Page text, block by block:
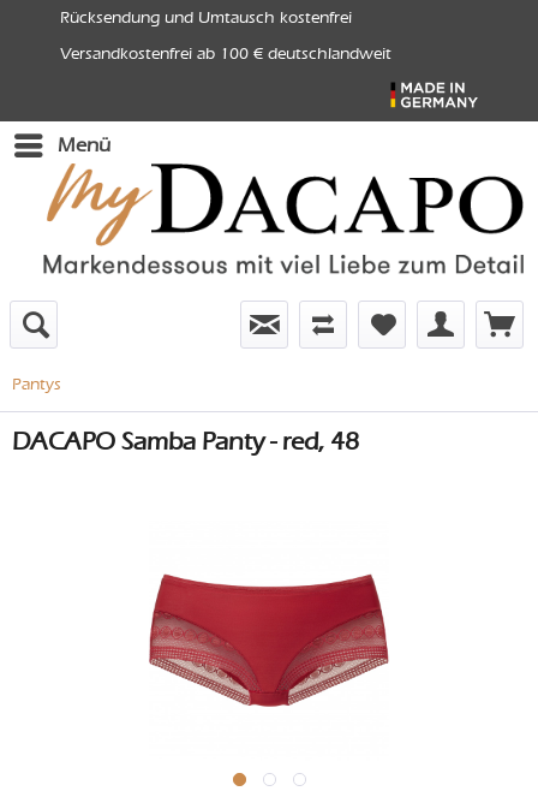
Rücksendung und Umtausch kostenfrei
Versandkostenfrei ab 100 € deutschlandweit
Menü
Pantys
DACAPO Samba Panty - red, 48